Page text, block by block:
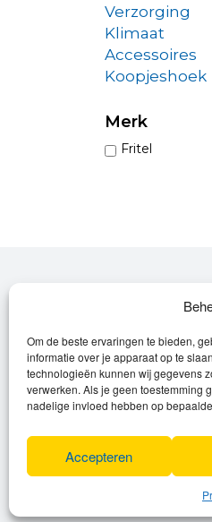
Om de beste ervaringen te bieden,
informatie over je apparaat op te
technologieën kunnen wij gegevens
verwerken. Als je geen toestemming
nadelige invloed hebben op
Accepteren
Verzorging
Klimaat
Accessoires
Koopjeshoek
Merk
Fritel
Over
Leroy verzorgt de
en eventuele
(elektrische)
Algemene
Cookies